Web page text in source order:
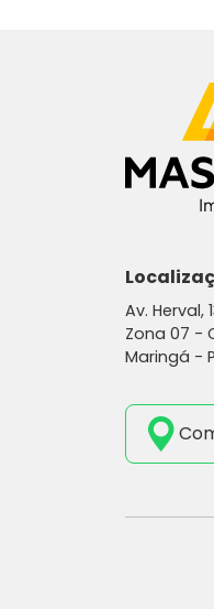
Av. Herval,
Zona 07 -
Maringá -